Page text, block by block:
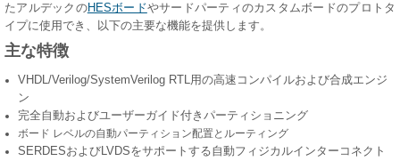
たアルデックのHESボードやサードパーティのカスタムボードのプロトタ
イプに使用でき、以下の主要な機能を提供します。
主な特徴
VHDL/Verilog/SystemVerilog RTL用の高速コンパイルおよび合成エンジ
ン
完全自動およびユーザーガイド付きパーティショニング
ボード レベルの自動パーティション配置とルーティング
SERDESおよびLVDSをサポートする自動フィジカルインターコネクト